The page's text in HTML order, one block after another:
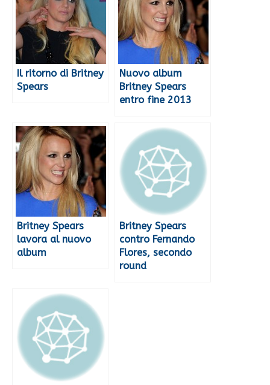
Il ritorno di Britney
Spears
Nuovo album
Britney Spears
entro fine 2013
Britney Spears
lavora al nuovo
album
Britney Spears
contro Fernando
Flores, secondo
round